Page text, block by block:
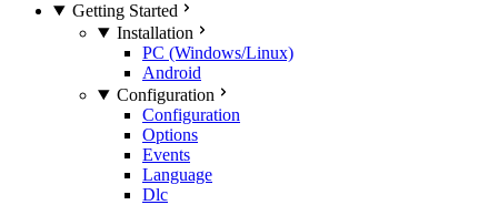
Getting Started
Installation
PC (Windows/Linux)
Android
Configuration
Configuration
Options
Events
Language
Dlc